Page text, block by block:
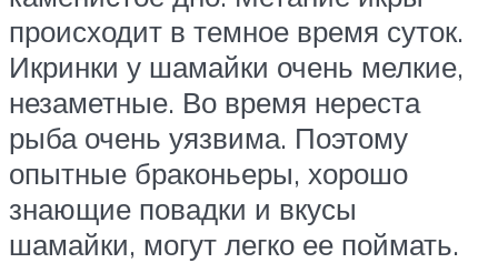
происходит в темное время суток.
Икринки у шамайки очень мелкие,
незаметные. Во время нереста
рыба очень уязвима. Поэтому
опытные браконьеры, хорошо
знающие повадки и вкусы
шамайки, могут легко ее поймать.